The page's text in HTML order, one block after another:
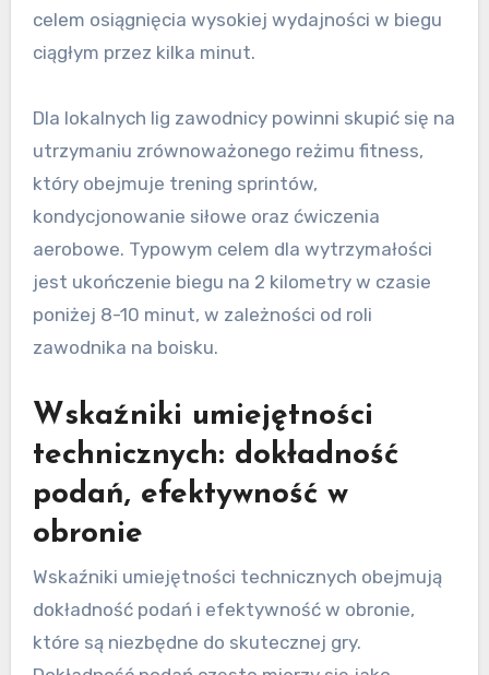
celem osiągnięcia wysokiej wydajności w biegu
ciągłym przez kilka minut.
Dla lokalnych lig zawodnicy powinni skupić się na
utrzymaniu zrównoważonego reżimu fitness,
który obejmuje trening sprintów,
kondycjonowanie siłowe oraz ćwiczenia
aerobowe. Typowym celem dla wytrzymałości
jest ukończenie biegu na 2 kilometry w czasie
poniżej 8-10 minut, w zależności od roli
zawodnika na boisku.
Wskaźniki umiejętności
technicznych: dokładność
podań, efektywność w
obronie
Wskaźniki umiejętności technicznych obejmują
dokładność podań i efektywność w obronie,
które są niezbędne do skutecznej gry.